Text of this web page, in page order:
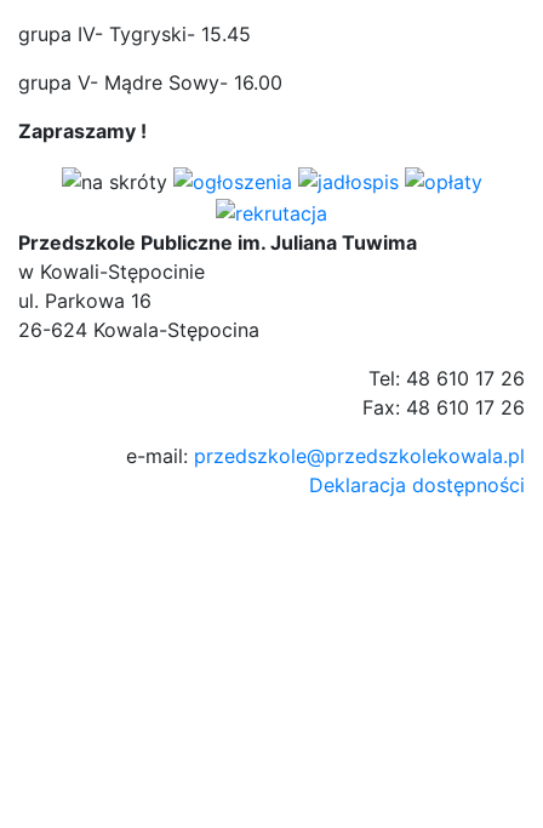
grupa IV- Tygryski- 15.45
grupa V- Mądre Sowy- 16.00
Zapraszamy !
Przedszkole Publiczne im. Juliana Tuwima
w Kowali-Stępocinie
ul. Parkowa 16
26-624 Kowala-Stępocina
Tel: 48 610 17 26
Fax: 48 610 17 26
e-mail: przedszkole@przedszkolekowala.pl
Deklaracja dostępności